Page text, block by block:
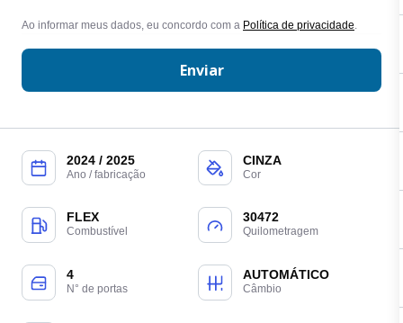
2024 / 2025
Ano / fabricação
CINZA
Cor
FLEX
Combustível
30472
Quilometragem
4
N° de portas
AUTOMÁTICO
Câmbio
Ao informar meus dados, eu concordo com a Política de privacidade
Enviar